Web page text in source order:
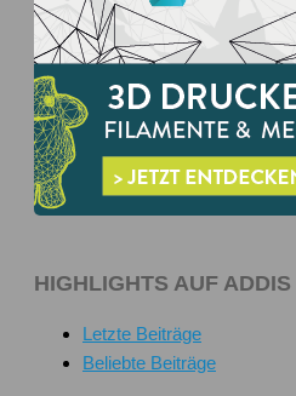
HIGHLIGHTS AUF
Letzte Beiträge
Beliebte Beiträge